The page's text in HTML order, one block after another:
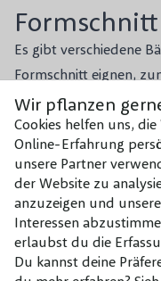
Wir pflanzen
Cookies helfen uns,
Online-Erfahrung
unsere Partner
der Website zu
anzuzeigen und
Interessen
erlaubst du die
Du kannst deine
Es gibt verschiedene
Formschnitt eignen,
Beliebte Formen oder
Spiralen, Kugeln und
Strauch zweimal im
Jahr hindurch von
die sowohl im Garten
Balkon ein Hingucker
ist je nach Sorte
im Außenraum stehen
Mehr lesen